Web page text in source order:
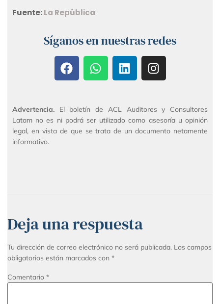
Fuente:La República
Síganos en nuestras redes
Advertencia. El boletín de ACL Auditores y Consultores
Latam no es ni podrá ser utilizado como asesoría u opinión
legal, en vista de que se trata de un documento netamente
informativo.
Deja una respuesta
Tu dirección de correo electrónico no será publicada. Los campos
obligatorios están marcados con *
Comentario *